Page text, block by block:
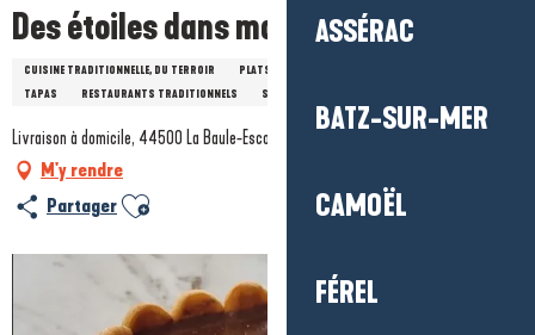
ASSÉRAC
BATZ-SUR-MER
CAMOËL
FÉREL
Des étoiles dans ma cocotte
CUISINE TRADITIONNELLE, DU TERROIR PLATS VÉGÉTARIENS
TAPAS
RESTAURANTS TRADITIONNELS SPÉCIALITÉS ÉTRANGÈRES
Livraison à domicile, 44500 La Baule-Escoublac
M'y rendre
Partager Ajouter aux favoris